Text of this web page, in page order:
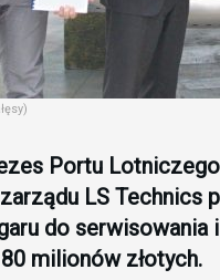
Portu
LS Technics
do
milionów złotych.